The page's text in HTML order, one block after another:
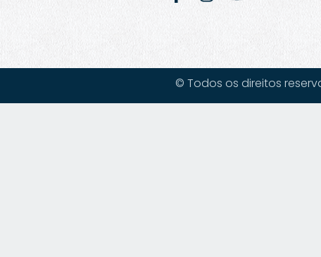
© Todos os direitos